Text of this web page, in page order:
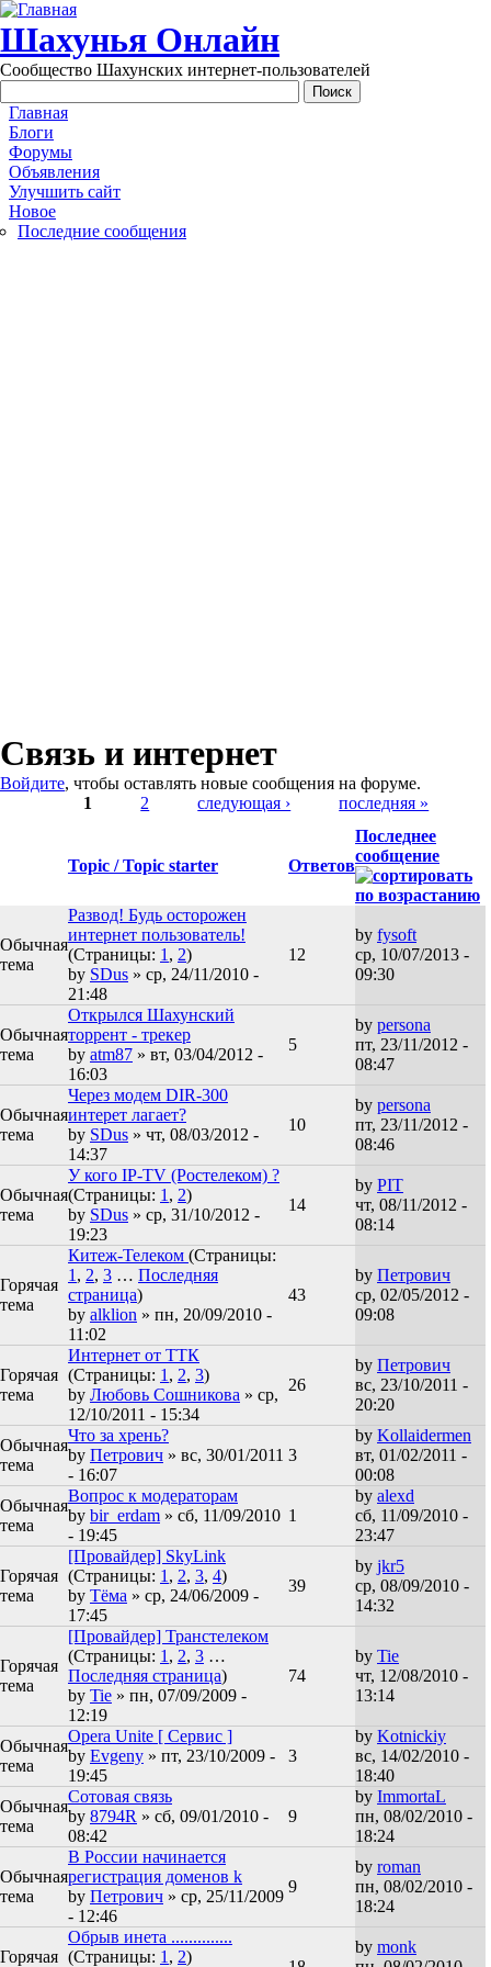
Перейти к основному содержанию
Шахунья Онлайн
Сообщество Шахунских интернет-пользователей
Main menu
Главная
Блоги
Форумы
Объявления
Улучшить сайт
Новое
Последние сообщения
Связь и интернет
Войдите, чтобы оставлять новые сообщения на форуме.
Страницы
1 2 следующая › последняя »
Topic / Topic starter Ответов
Последнее
сообщение
Обычная
тема
Развод! Будь осторожен
интернет пользователь!
(Страницы: 1 , 2)
by SDus » ср, 24/11/2010 -
21:48
12
by fysoft
ср, 10/07/2013 -
09:30
Обычная
тема
Открылся Шахунский
торрент - трекер
by atm87 » вт, 03/04/2012 -
16:03
5
by persona
пт, 23/11/2012 -
08:47
Обычная
тема
Через модем DIR-300
интерет лагает?
by SDus » чт, 08/03/2012 -
14:37
10
by persona
пт, 23/11/2012 -
08:46
Обычная
тема
У кого IP-TV (Ростелеком) ?
(Страницы: 1 , 2)
by SDus » ср, 31/10/2012 -
19:23
14
by PIT
чт, 08/11/2012 -
08:14
Горячая
тема
Китеж-Телеком (Страницы:
1 , 2, 3 … Последняя
страница)
by alklion » пн, 20/09/2010 -
11:02
43
by Петрович
ср, 02/05/2012 -
09:08
Горячая
тема
Интернет от ТТК
(Страницы: 1 , 2, 3)
by Любовь Сошникова » ср,
12/10/2011 - 15:34
26
by Петрович
вс, 23/10/2011 -
20:20
Обычная
тема
Что за хрень?
by Петрович » вс, 30/01/2011
- 16:07
3
by Kollaidermen
вт, 01/02/2011 -
00:08
Обычная
тема
Вопрос к модераторам
by bir_erdam » сб, 11/09/2010
- 19:45
1
by alexd
сб, 11/09/2010 -
23:47
Горячая
тема
[Провайдер] SkyLink
(Страницы: 1 , 2, 3, 4)
by Tёма » ср, 24/06/2009 -
17:45
39
by jkr5
ср, 08/09/2010 -
14:32
Горячая
тема
[Провайдер] Транстелеком
(Страницы: 1 , 2, 3 …
Последняя страница)
by Tie » пн, 07/09/2009 -
12:19
74
by Tie
чт, 12/08/2010 -
13:14
Обычная
тема
Opera Unite [ Сервис ]
by Evgeny » пт, 23/10/2009 -
19:45
3
by Kotnickiy
вс, 14/02/2010 -
18:40
Обычная
тема
Сотовая связь
by 8794R » сб, 09/01/2010 -
08:42
9
by ImmortaL
пн, 08/02/2010 -
18:24
Обычная
тема
В России начинается
регистрация доменов k
by Петрович » ср, 25/11/2009
- 12:46
9
by roman
пн, 08/02/2010 -
18:24
Горячая
Обрыв инета ..............
(Страницы: 1 , 2)
by monk